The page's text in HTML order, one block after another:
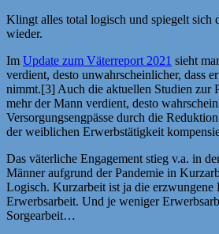
Klingt alles total logisch und spiegelt sich
wieder.
Im Update zum Väterreport 2021 sieht
verdient, desto unwahrscheinlicher, dass
nimmt.[3] Auch die aktuellen Studien zur
mehr der Mann verdient, desto
Versorgungsengpässe durch die
der weiblichen Erwerbstätigkeit
Das väterliche Engagement stieg v.a. in
Männer aufgrund der Pandemie in
Logisch. Kurzarbeit ist ja die erzwungene
Erwerbsarbeit. Und je weniger
Sorgearbeit…